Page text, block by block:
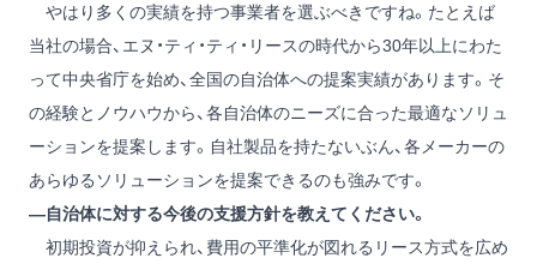
やはり多くの実績を持つ事業者を選ぶべきですね。たとえば
当社の場合、エヌ・ティ・ティ・リースの時代から30年以上にわた
って中央省庁を始め、全国の自治体への提案実績があります。そ
の経験とノウハウから、各自治体のニーズに合った最適なソリュ
ーションを提案します。自社製品を持たないぶん、各メーカーの
あらゆるソリューションを提案できるのも強みです。
―自治体に対する今後の支援方針を教えてください。
初期投資が抑えられ、費用の平準化が図れるリース方式を広め